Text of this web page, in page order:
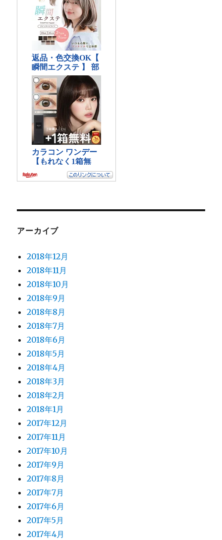
アーカイブ
2018年12月
2018年11月
2018年10月
2018年9月
2018年8月
2018年7月
2018年6月
2018年5月
2018年4月
2018年3月
2018年2月
2018年1月
2017年12月
2017年11月
2017年10月
2017年9月
2017年8月
2017年7月
2017年6月
2017年5月
2017年4月